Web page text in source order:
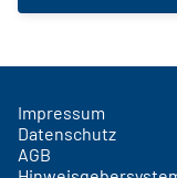
Impressum
Datenschutz
AGB